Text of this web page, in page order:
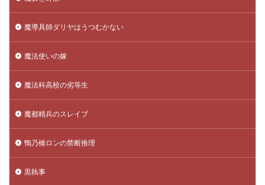
魔導具師ダリヤはうつむかない
魔法使いの嫁
魔法科高校の劣等生
魔都精兵のスレイブ
鴨乃橋ロンの禁断推理
黒執事